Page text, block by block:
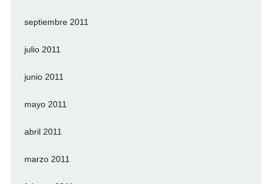
septiembre 2011
julio 2011
junio 2011
mayo 2011
abril 2011
marzo 2011